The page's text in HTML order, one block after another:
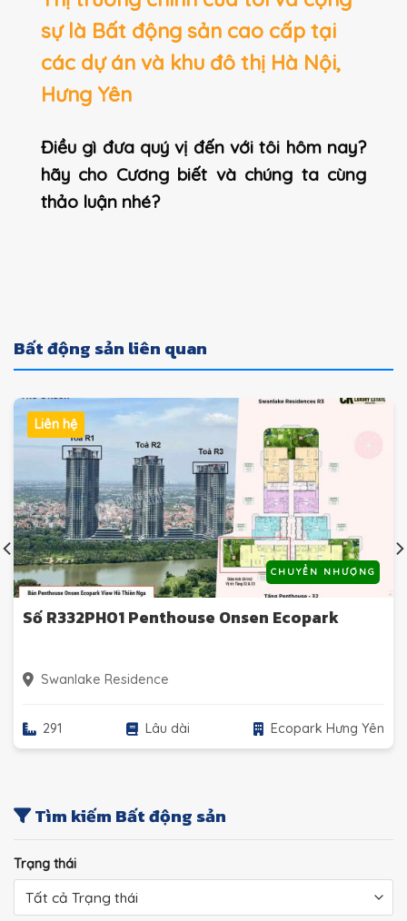
sự là Bất động sản cao cấp tại
các dự án và khu đô thị Hà Nội,
Hưng Yên
Điều gì đưa quý vị đến với tôi hôm nay?
hãy cho Cương biết và chúng ta cùng
thảo luận nhé?
Bất động sản liên quan
Liên hệ
CHUYỂN NHƯỢNG
Số R332PH01 Penthouse Onsen Ecopark
Swanlake Residence
291 Lâu dài Ecopark Hưng Yên
Tìm kiếm Bất động sản
Trạng thái